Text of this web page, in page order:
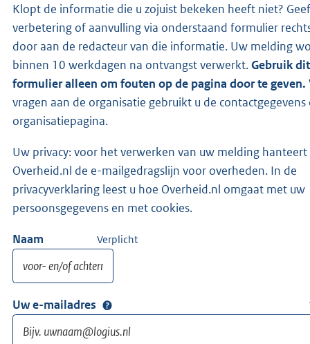
Klopt de informatie die u zojuist bekeken heeft niet?
verbetering of aanvulling via onderstaand formulier
door aan de redacteur van die informatie. Uw melding
binnen 10 werkdagen na ontvangst verwerkt.Gebruik dit
formulier alleen om fouten op de pagina door te geven.
vragen aan de organisatie gebruikt u de contactgegevens
organisatiepagina.
Uw privacy: voor het verwerken van uw melding hanteert
Overheid.nl de e-mailgedragslijn voor overheden. In de
privacyverklaring leest u hoe Overheid.nl omgaat met uw
persoonsgegevens en met cookies.
Naam Verplicht
Uw e-mailadres